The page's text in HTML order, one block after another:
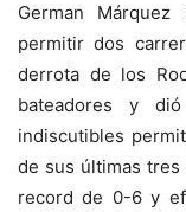
German
permitir dos
derrota de los
bateadores y
indiscutibles
de sus últimas tres
record de 0-6 y